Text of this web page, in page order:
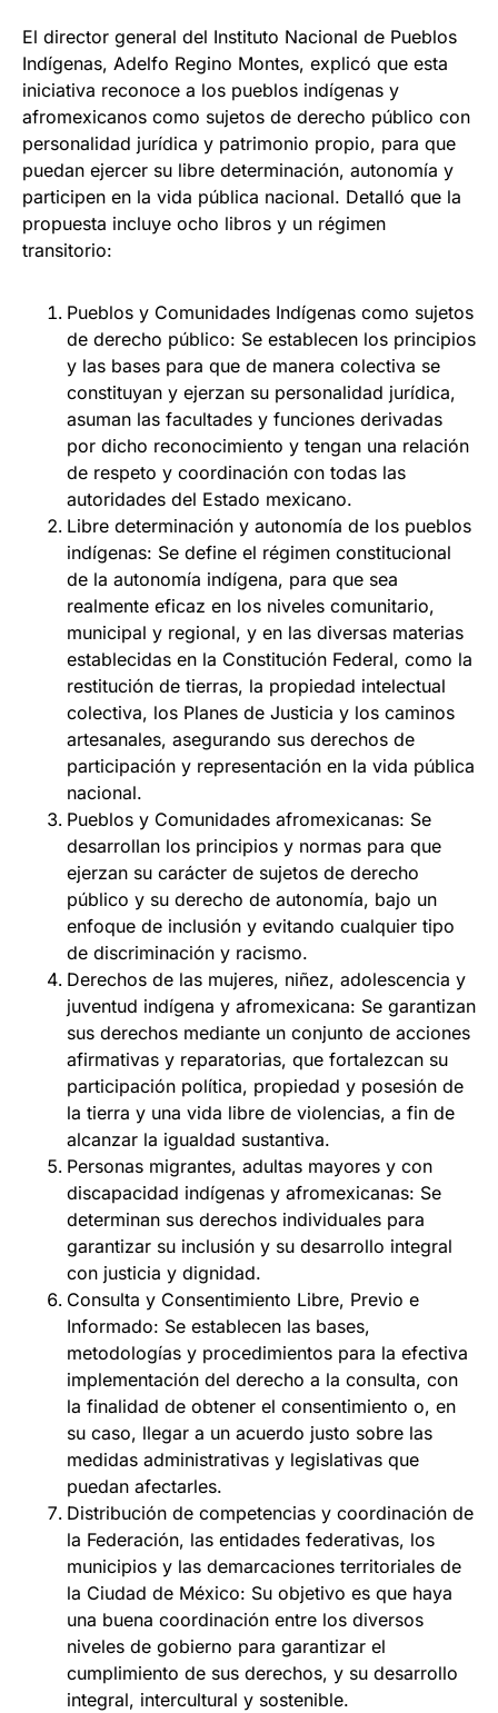
El director general del Instituto Nacional de Pueblos
Indígenas, Adelfo Regino Montes, explicó que esta
iniciativa reconoce a los pueblos indígenas y
afromexicanos como sujetos de derecho público con
personalidad jurídica y patrimonio propio, para que
puedan ejercer su libre determinación, autonomía y
participen en la vida pública nacional. Detalló que la
propuesta incluye ocho libros y un régimen
transitorio:
Pueblos y Comunidades Indígenas como sujetos
de derecho público: Se establecen los principios
y las bases para que de manera colectiva se
constituyan y ejerzan su personalidad jurídica,
asuman las facultades y funciones derivadas
por dicho reconocimiento y tengan una relación
de respeto y coordinación con todas las
autoridades del Estado mexicano.
Libre determinación y autonomía de los pueblos
indígenas: Se define el régimen constitucional
de la autonomía indígena, para que sea
realmente eficaz en los niveles comunitario,
municipal y regional, y en las diversas materias
establecidas en la Constitución Federal, como la
restitución de tierras, la propiedad intelectual
colectiva, los Planes de Justicia y los caminos
artesanales, asegurando sus derechos de
participación y representación en la vida pública
nacional.
Pueblos y Comunidades afromexicanas: Se
desarrollan los principios y normas para que
ejerzan su carácter de sujetos de derecho
público y su derecho de autonomía, bajo un
enfoque de inclusión y evitando cualquier tipo
de discriminación y racismo.
Derechos de las mujeres, niñez, adolescencia y
juventud indígena y afromexicana: Se garantizan
sus derechos mediante un conjunto de acciones
afirmativas y reparatorias, que fortalezcan su
participación política, propiedad y posesión de
la tierra y una vida libre de violencias, a fin de
alcanzar la igualdad sustantiva.
Personas migrantes, adultas mayores y con
discapacidad indígenas y afromexicanas: Se
determinan sus derechos individuales para
garantizar su inclusión y su desarrollo integral
con justicia y dignidad.
Consulta y Consentimiento Libre, Previo e
Informado: Se establecen las bases,
metodologías y procedimientos para la efectiva
implementación del derecho a la consulta, con
la finalidad de obtener el consentimiento o, en
su caso, llegar a un acuerdo justo sobre las
medidas administrativas y legislativas que
puedan afectarles.
Distribución de competencias y coordinación de
la Federación, las entidades federativas, los
municipios y las demarcaciones territoriales de
la Ciudad de México: Su objetivo es que haya
una buena coordinación entre los diversos
niveles de gobierno para garantizar el
cumplimiento de sus derechos, y su desarrollo
integral, intercultural y sostenible.